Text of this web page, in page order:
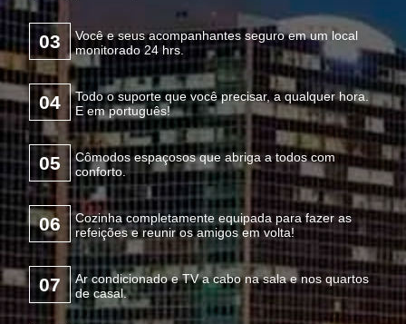
03
Você e seus acompanhantes seguro em um local
monitorado 24 hrs.
04
Todo o suporte que você precisar, a qualquer hora.
E em português!
05
Cômodos espaçosos que abriga a todos com
conforto.
06
Cozinha completamente equipada para fazer as
refeições e reunir os amigos em volta!
07
Ar condicionado e TV a cabo na sala e nos quartos
de casal.